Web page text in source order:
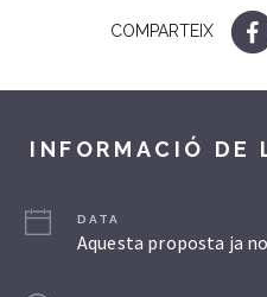
COMPARTEIX
INFORMACIÓ DE
DATA
Aquesta proposta ja